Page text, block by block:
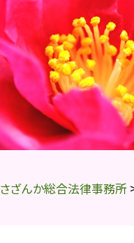
さざんか総合法律事務所